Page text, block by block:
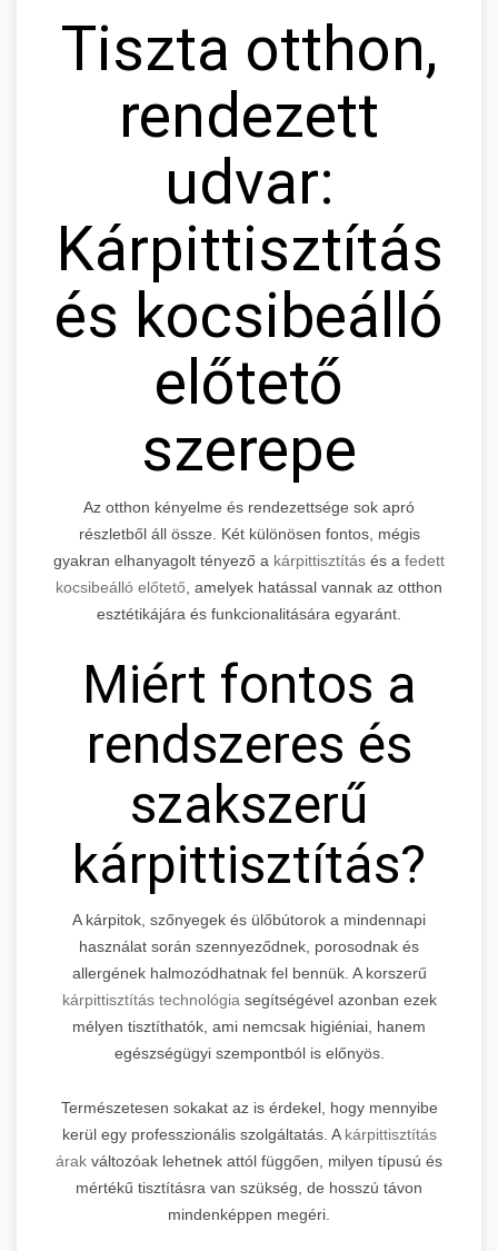
Tiszta otthon,
rendezett
udvar:
Kárpittisztítás
és kocsibeálló
előtető
szerepe
Az otthon kényelme és rendezettsége sok apró
részletből áll össze. Két különösen fontos, mégis
gyakran elhanyagolt tényező a kárpittisztítás és a fedett
kocsibeálló előtető , amelyek hatással vannak az otthon
esztétikájára és funkcionalitására egyaránt.
Miért fontos a
rendszeres és
szakszerű
kárpittisztítás?
A kárpitok, szőnyegek és ülőbútorok a mindennapi
használat során szennyeződnek, porosodnak és
allergének halmozódhatnak fel bennük. A korszerű
kárpittisztítás technológia segítségével azonban ezek
mélyen tisztíthatók, ami nemcsak higiéniai, hanem
egészségügyi szempontból is előnyös.
Természetesen sokakat az is érdekel, hogy mennyibe
kerül egy professzionális szolgáltatás. A kárpittisztítás
árak változóak lehetnek attól függően, milyen típusú és
mértékű tisztításra van szükség, de hosszú távon
mindenképpen megéri.